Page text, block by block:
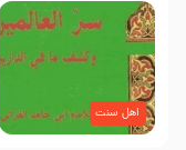
اهل سنت